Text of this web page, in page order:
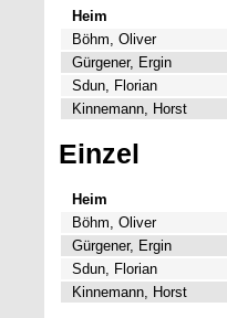
Heim
Böhm, Oliver
Gürgener, Ergin
Sdun, Florian
Kinnemann, Horst
Einzel
Heim
Böhm, Oliver
Gürgener, Ergin
Sdun, Florian
Kinnemann, Horst